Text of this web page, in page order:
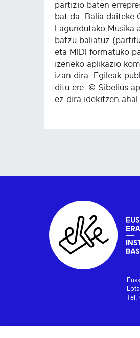
partizio baten
bat da. Balia daiteke
Lagundutako Musika
batzu baliatuz
eta MIDI formatuko
izeneko aplikazio
izan dira. Egileak
ditu ere. © Sibelius
ez dira idekitzen ahal.
Tel: